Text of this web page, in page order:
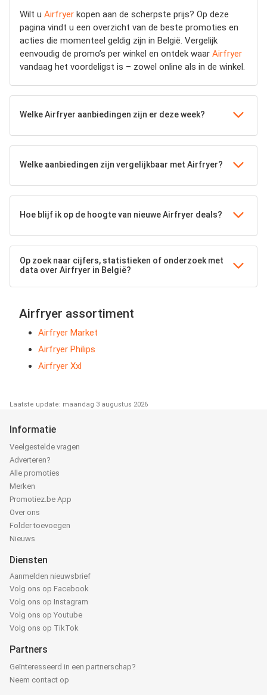
Wilt u Airfryer kopen aan de scherpste prijs? Op deze
pagina vindt u een overzicht van de beste promoties en
acties die momenteel geldig zijn in België. Vergelijk
eenvoudig de promo’s per winkel en ontdek waar Airfryer
vandaag het voordeligst is – zowel online als in de winkel.
Welke Airfryer aanbiedingen zijn er deze week?
Welke aanbiedingen zijn vergelijkbaar met Airfryer?
Hoe blijf ik op de hoogte van nieuwe Airfryer deals?
Op zoek naar cijfers, statistieken of onderzoek met
data over Airfryer in België?
Airfryer assortiment
Airfryer Market
Airfryer Philips
Airfryer Xxl
Laatste update: maandag 3 augustus 2026
Informatie
Veelgestelde vragen
Adverteren?
Alle promoties
Merken
Promotiez.be App
Over ons
Folder toevoegen
Nieuws
Diensten
Aanmelden nieuwsbrief
Volg ons op Facebook
Volg ons op Instagram
Volg ons op Youtube
Volg ons op TikTok
Partners
Geïnteresseerd in een partnerschap?
Neem contact op